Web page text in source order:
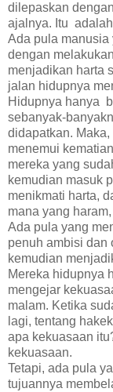
dilepaskan
ajalnya. Itu
Ada pula manusia
dengan
menjadikan harta
jalan hidupnya
Hidupnya hanya
sebanyak-
didapatkan.
menemui
mereka yang
kemudian masuk
menikmati harta,
mana yang
Ada pula yang
penuh ambisi dan
kemudian
Mereka hidupnya
mengejar
malam. Ketika
lagi, tentang
apa kekuasaan
kekuasaan.
Tetapi, ada pula
tujuannya